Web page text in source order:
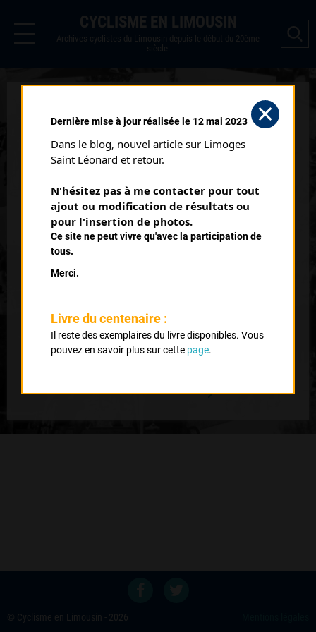
CYCLISME EN LIMOUSIN
Archives cyclistes du Limousin depuis le début du 20ème
siècle.
Commentaire :
Classement :
GERBAUD Laurent
Voir les autres éditions
Dernière mise à jour réalisée le 12 mai 2023
Dans le blog, nouvel article sur Limoges
Saint Léonard et retour.
N'hésitez pas à me contacter pour tout
ajout ou modification de résultats ou
pour l'insertion de photos.
Ce site ne peut vivre qu'avec la participation de
tous.
Merci.
Livre du centenaire :
Il reste des exemplaires du livre disponibles. Vous
pouvez en savoir plus sur cette page.
© Cyclisme en Limousin - 2026